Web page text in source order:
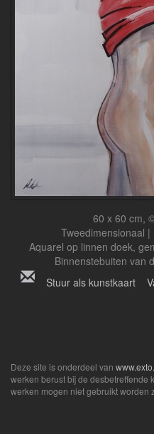
60 x 60 cm,
Tweedimensionaal
Aquarel op linnen doek,
Binnenstebuiten van
Stuur als kunstkaart
Deze site is onderdeel van
werken berust bij de desbetreffende
werken mogen niet gebruikt worden